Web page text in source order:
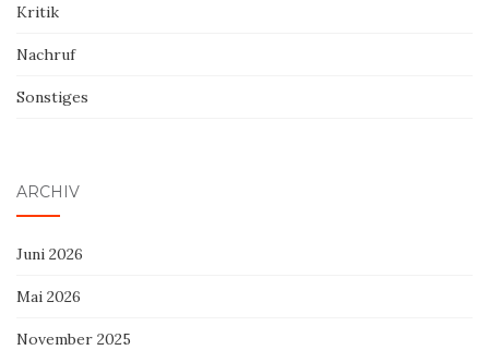
Kritik
Nachruf
Sonstiges
ARCHIV
Juni 2026
Mai 2026
November 2025